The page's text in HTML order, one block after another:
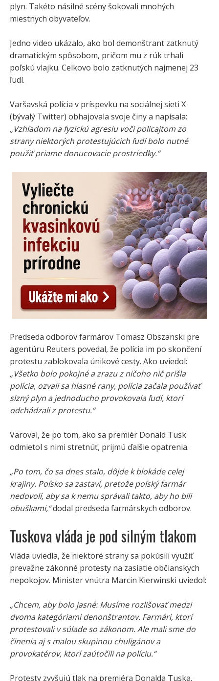
plyn. Takéto násilné scény šokovali mnohých
miestnych obyvateľov.
Jedno video ukázalo, ako bol demonštrant zatknutý
dramatickým spôsobom, pričom mu z rúk trhali
poľskú vlajku. Celkovo bolo zatknutých najmenej 23
ľudí.
Varšavská polícia v príspevku na sociálnej sieti X
(bývalý Twitter) obhajovala svoje činy a napísala:
„Vzhľadom na fyzickú agresiu voči policajtom zo
strany niektorých protestujúcich ľudí bolo nutné
použiť priame donucovacie prostriedky.“
Predseda odborov farmárov Tomasz Obszanski pre
agentúru Reuters povedal, že polícia im po skončení
protestu zablokovala únikové cesty. Ako uviedol:
„Všetko bolo pokojné a zrazu z ničoho nič prišla
polícia, ozvali sa hlasné rany, polícia začala používať
slzný plyn a jednoducho provokovala ľudí, ktorí
odchádzali z protestu.“
Varoval, že po tom, ako sa premiér Donald Tusk
odmietol s nimi stretnúť, prijmú ďalšie opatrenia.
„Po tom, čo sa dnes stalo, dôjde k blokáde celej
krajiny. Poľsko sa zastaví, pretože poľský farmár
nedovolí, aby sa k nemu správali takto, aby ho bili
obuškami,“dodal predseda farmárskych odborov.
Tuskova vláda je pod silným tlakom
Vláda uviedla, že niektoré strany sa pokúsili využiť
prevažne zákonné protesty na zasiatie občianskych
nepokojov. Minister vnútra Marcin Kierwinski uviedol:
„Chcem, aby bolo jasné: Musíme rozlišovať medzi
dvoma kategóriami denonštrantov. Farmári, ktorí
protestovali v súlade so zákonom. Ale mali sme do
činenia aj s malou skupinou chuligánov a
provokatérov, ktorí zaútočili na políciu.“
Protesty zvyšujú tlak na premiéra Donalda Tuska,